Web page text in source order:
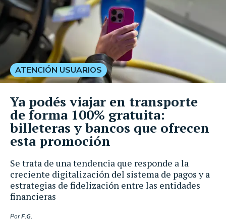
Se trata de una tendencia que responde a la
creciente digitalización del sistema de pagos y a
estrategias de fidelización entre las entidades
financieras
PorF.G.
ATENCIÓN USUARIOS
Ya podés viajar en transporte
de forma 100% gratuita:
billeteras y bancos que ofrecen
esta promoción